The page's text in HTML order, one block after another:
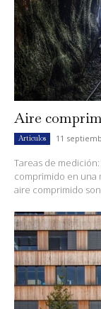
Aire
Artículos 11
Tareas de
comprimido en una
aire comprimido